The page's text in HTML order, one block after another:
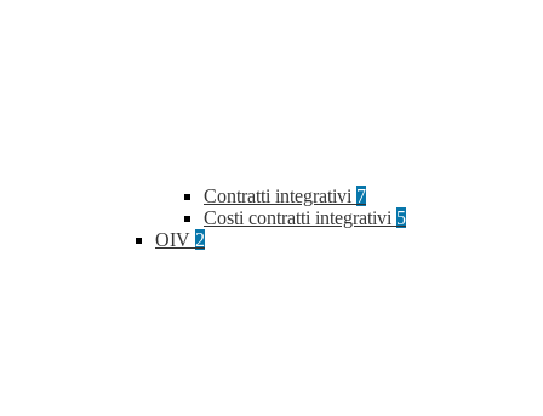
Contratti integrativi 7
Costi contratti integrativi 5
OIV 2